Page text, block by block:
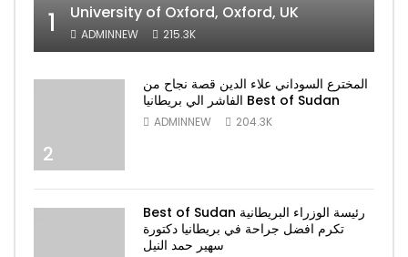
1 University of Oxford, Oxford, UK
ADMINNEW 215.3K
2
المخترع السوداني علاء الدين قصة نجاح من
الفاشر الي بريطانيا Best of Sudan
ADMINNEW 204.3K
Best of Sudan رئيسة الوزراء البريطانية
تكرم افضل جراحة في بريطانيا دكتورة
سهير حمد النيل